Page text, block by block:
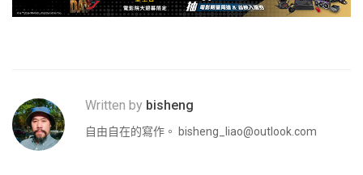
Written by bisheng
自由自在的寫作。 bisheng_liao@outlook.com